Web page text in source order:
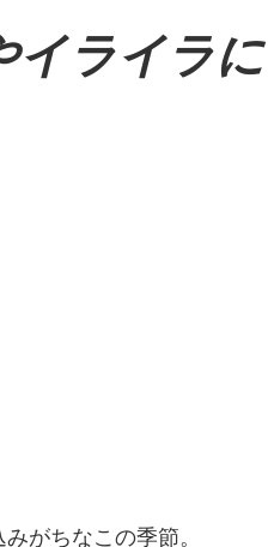
イライラ
がちなこの季節。